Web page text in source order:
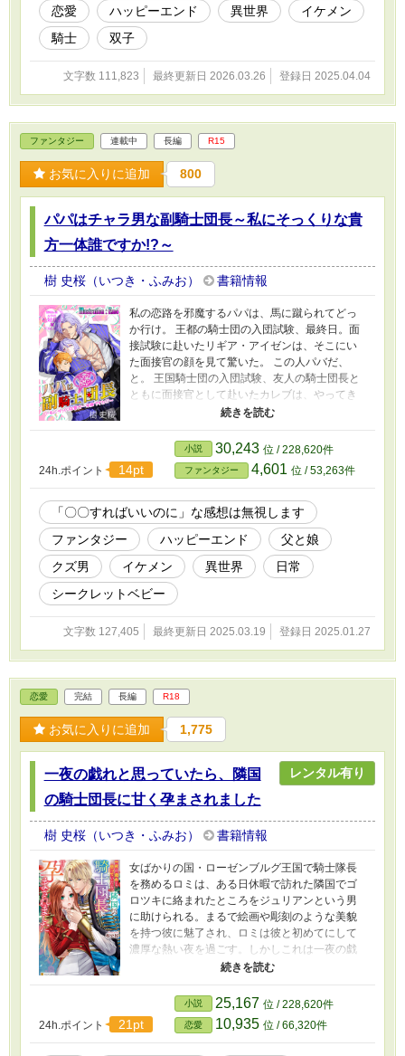
は名誉なこと。ジリアンは一人、渡せなかった
プレゼントを抱えて橋の上まで来て、思い詰め
た表情で川を眺めていたところ、身投げと勘違
illustration：Emo様 ※濡れ場が書きたい作者の
誤字脱字指摘はよっぽど目に余る場合のみ、近
況ボードまでどうぞ。 ※ムーンライトノベルズ
様にも重複投稿させていただきます。 無断転載
いことは認識してくださいね。
恋愛 ハッピーエンド 異世界
イケメン
騎士
双子
文字数 111,823 最終更新日 2026.03.26 登録日 2025.04.04
ファンタジー 連載中 長編 R15
お気に入りに追加 800
パパはチャラ男な副騎士団長～私にそっくりな貴
方一体誰ですか!?～
樹 史桜（いつき・ふみお） 書籍情報
私の恋路を邪魔するパパは、馬に蹴られてどっ
か行け。 王都の騎士団の入団試験、最終日。面
接試験に赴いたリギア・アイゼンは、そこにい
た面接官の顔を見て驚いた。 この人パバだ、
と。 王国騎士団の入団試験、友人の騎士団長と
ともに面接官として赴いたカレブは、やってき
た女子生徒の顔を見て驚いた。 この子、俺の娘
た娘。 瞼の（？）父娘が初めて出会ってドタバ
タするコメディなお話。 ※架空の国が舞台の独
自設定のお話で、現実世界の風習や常識を持ち
込まず頭を空っぽにしてお読みください。 ※誤
字脱字指摘はよっぽど目に余る場合のみ、近況
ボードまでどうぞ。 ※作者の自己満足が満載
な、好き勝手に書き散らしている不定期連載小
説。 ※恋愛要素はほんのちょっぴり。R15程度
の描写はあるかもしれませんが、がっつりなの
はありません。 ※小説家になろうさんでも同時
にアップしています。 無断転載は犯罪です。マ
ジで。人としてやってはいけないことは認識し
てくださいね。
24h.ポイント 14pt
小説 30,243 位 / 228,620件
ファンタジー 4,601 位 / 53,263件
「〇〇すればいいのに」な感想は無視します
ファンタジー
ハッピーエンド
父と娘
クズ男
イケメン 異世界
日常
シークレットベビー
文字数 127,405 最終更新日 2025.03.19 登録日 2025.01.27
恋愛 完結 長編 R18
お気に入りに追加 1,775
一夜の戯れと思っていたら、隣国
の騎士団長に甘く孕まされました
レンタル有り
樹 史桜（いつき・ふみお） 書籍情報
女ばかりの国・ローゼンブルグ王国で騎士隊長
を務めるロミは、ある日休暇で訪れた隣国でゴ
ロツキに絡まれたところをジュリアンという男
に助けられる。まるで絵画や彫刻のような美貌
を持つ彼に魅了され、ロミは彼と初めてにして
濃厚な熱い夜を過ごす。しかしこれは一夜の戯
れに違いない……そう思ったロミは眠る彼に手
紙を残して立ち去った。ところが後日、二人は
思いもよらない形で再会する。彼は隣国イーグ
ルトン帝国の騎士団長だったのだ。ずっとロミ
を探していた彼からあの夜のことを秘密にする
代わりに期間限定の「恋人ごっこ」の賭けを迫
24h.ポイント 21pt
小説 25,167 位 / 228,620件
恋愛 10,935 位 / 66,320件